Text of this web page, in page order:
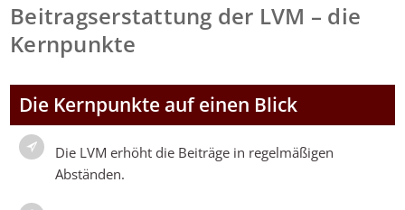
Beitragserstattung der LVM – die
Kernpunkte
Die Kernpunkte auf einen Blick
Die LVM erhöht die Beiträge in regelmäßigen
Abständen.